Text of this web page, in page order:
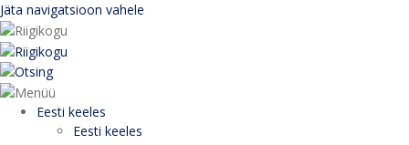
Jäta navigatsioon vahele
Eesti keeles
Eesti keeles